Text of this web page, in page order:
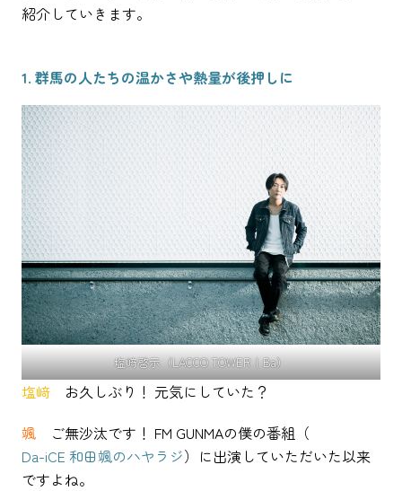
紹介していきます。
1. 群馬の人たちの温かさや熱量が後押しに
塩﨑啓示（LACCO TOWER｜Ba）
塩﨑 お久しぶり！ 元気にしていた？
颯 ご無沙汰です！ FM GUNMAの僕の番組（
Da-iCE 和田颯のハヤラジ）に出演していただいた以来
ですよね。